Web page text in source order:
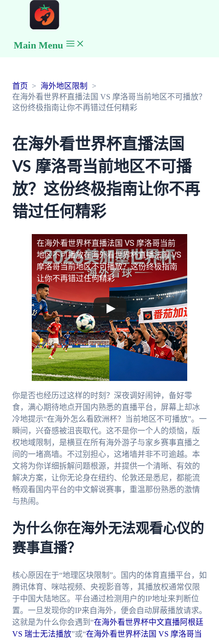
Main Menu
首页
海外地区限制
在海外看世界杯直播法国 VS 摩洛哥当前地区不可播放？
这份终极指南让你不再错过任何精彩
在海外看世界杯直播法国
VS 摩洛哥当前地区不可播
放？这份终极指南让你不再
错过任何精彩
在海外看世界杯直播法国 VS 摩洛哥当前
地区不可播放在海外看世界杯直播法国 VS
摩洛哥当前地区不可播放？这份终极指南
让你不再错过任何精彩
你是否也经历过这样的时刻？深夜调好闹钟，备好零
食，满心期待地点开国内熟悉的直播平台，屏幕上却冰
冷地提示“在海外怎么看欧洲杯？当前地区不可播放”。一
瞬间，兴奋感被沮丧取代。这不是你一个人的烦恼，版
权地域限制，是横亘在所有海外游子与家乡赛事直播之
间的一堵高墙。不过别担心，这堵墙并非不可逾越。本
文将为你详细拆解问题根源，并提供一个清晰、有效的
解决方案，让你无论身在纽约、伦敦还是悉尼，都能流
畅观看国内平台的中文解说赛事，重温那份熟悉的激情
与热闹。
为什么你在海外无法观看心仪的
赛事直播？
核心原因在于“地理区块限制”。国内的体育直播平台，如
腾讯体育、咪咕视频、央视影音等，其播放权通常仅限
于中国大陆地区。平台通过检测用户的IP地址来判断位
置。一旦发现你的IP来自海外，便会自动屏蔽播放请求。
这就是为什么你会遇到“在海外看世界杯中文直播阿根廷
VS 瑞士无法播放”或“在海外看世界杯法国 VS 摩洛哥当